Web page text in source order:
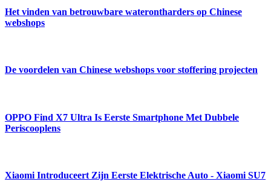
Het vinden van betrouwbare waterontharders op Chinese
webshops
De voordelen van Chinese webshops voor stoffering projecten
OPPO Find X7 Ultra Is Eerste Smartphone Met Dubbele
Periscooplens
Xiaomi Introduceert Zijn Eerste Elektrische Auto - Xiaomi SU7